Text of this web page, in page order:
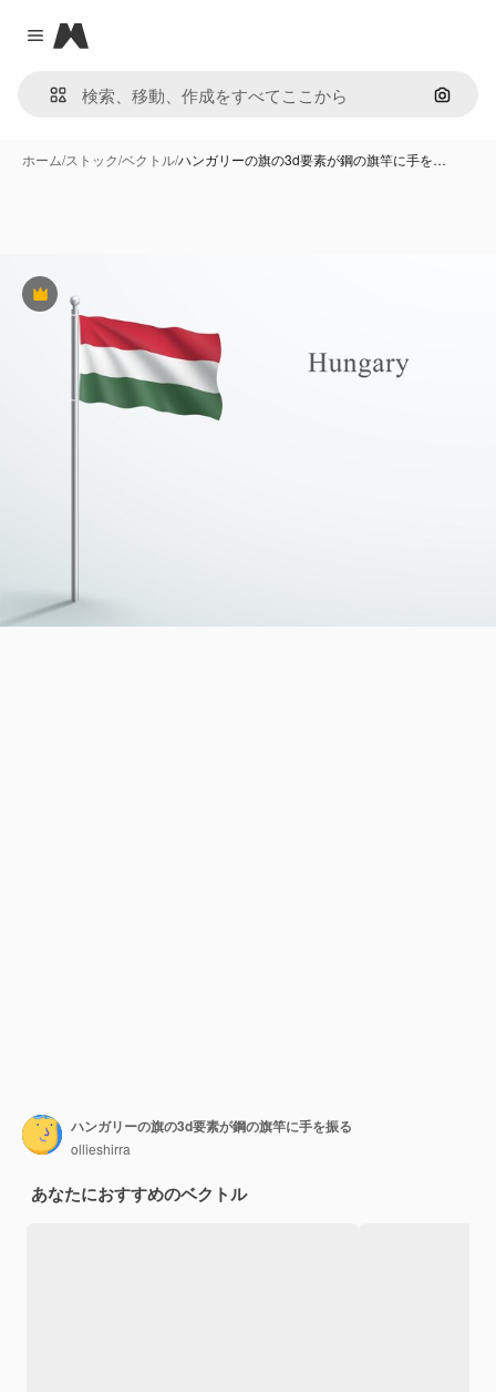
Close menu
Magnific
画像で
ホーム/ストック/ベクトル/ハンガリーの旗の3d要素が鋼の旗竿に手を…
Premium
ハンガリーの旗の3d要素が鋼の旗竿に手を振る
ollieshirra
あなたにおすすめのベクトル